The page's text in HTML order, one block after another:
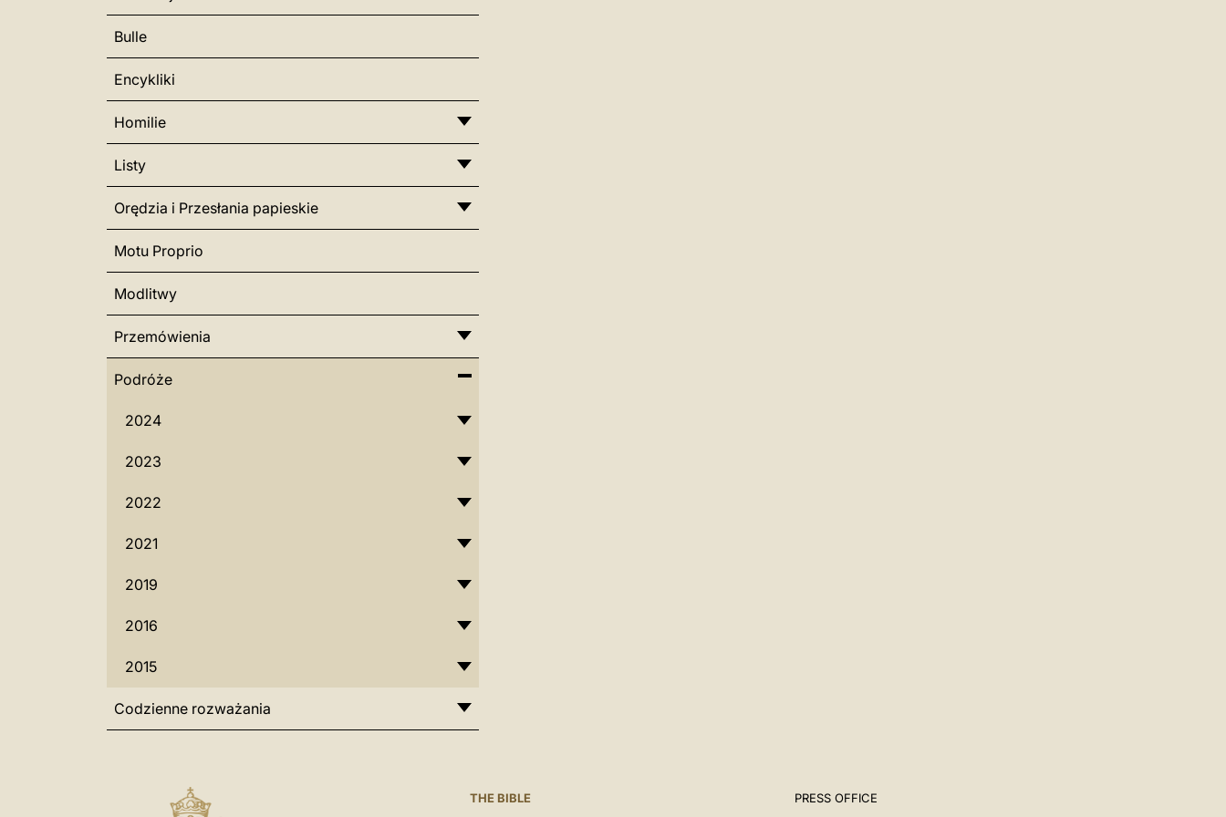
Bulle
Encykliki
Homilie
Listy
Orędzia i Przesłania papieskie
Motu Proprio
Modlitwy
Przemówienia
Podróże
2024
2023
2022
2021
2019
2016
2015
Codzienne rozważania
THE BIBLE PRESS OFFICE